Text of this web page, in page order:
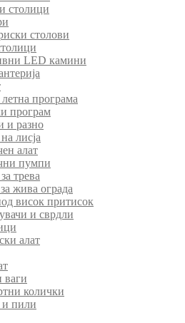
столици
столови
LED камини
програма
програм
и разно
лисја
алат
пумпи
трева
жива ограда
висок притисок
и сврдли
алат
ваги
колички
пили